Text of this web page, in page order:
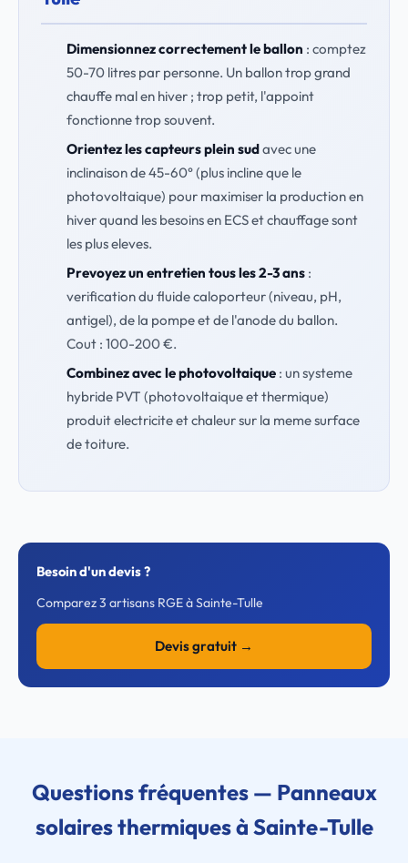
Dimensionnez correctement le ballon : comptez
50-70 litres par personne. Un ballon trop grand
chauffe mal en hiver ; trop petit, l'appoint
fonctionne trop souvent.
Orientez les capteurs plein sudavec une
inclinaison de 45-60° (plus incline que le
photovoltaique) pour maximiser la production en
hiver quand les besoins en ECS et chauffage sont
les plus eleves.
Prevoyez un entretien tous les 2-3 ans:
verification du fluide caloporteur (niveau, pH,
antigel), de la pompe et de l'anode du ballon.
Cout : 100-200 €.
Combinez avec le photovoltaique: un systeme
hybride PVT (photovoltaique et thermique)
produit electricite et chaleur sur la meme surface
de toiture.
Besoin d'un devis ?
Comparez 3 artisans RGE à Sainte-Tulle
Devis gratuit →
Questions fréquentes — Panneaux
solaires thermiques à Sainte-Tulle